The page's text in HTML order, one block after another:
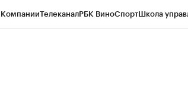
ТелеканалРБК ВиноСпортШкола